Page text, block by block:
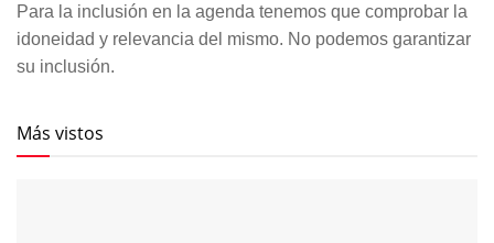
Para la inclusión en la agenda tenemos que comprobar la
idoneidad y relevancia del mismo. No podemos garantizar
su inclusión.
Más vistos